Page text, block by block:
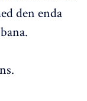
den enda